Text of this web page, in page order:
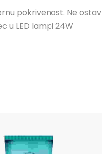
pokrivenost. Ne
u LED lampi 24W